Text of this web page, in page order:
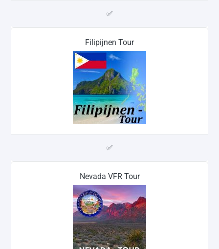
✅
Filipijnen Tour
✅
Nevada VFR Tour